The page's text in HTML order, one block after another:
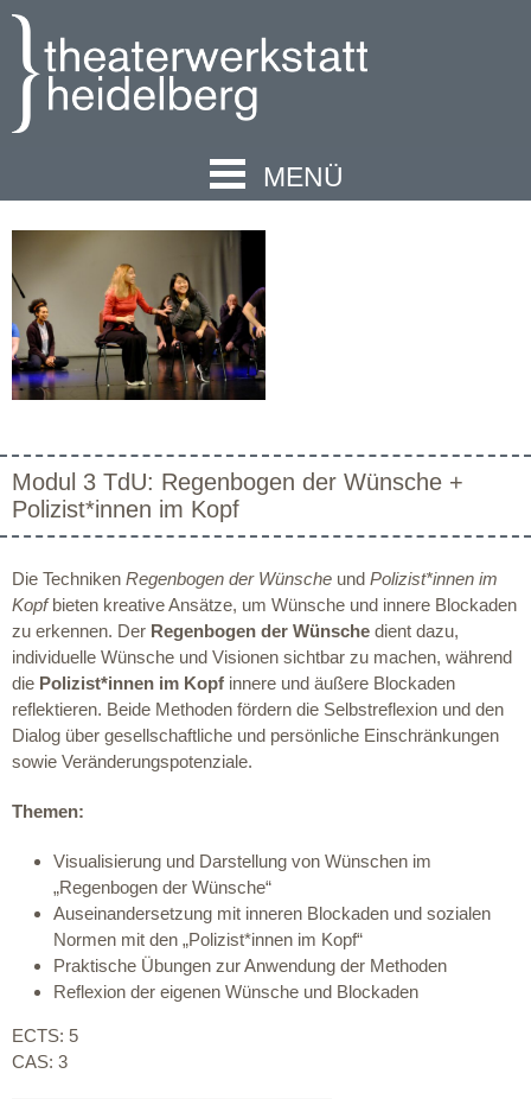
MENÜ
Modul 3 TdU: Regenbogen der Wünsche +
Polizist*innen im Kopf
Die Techniken Regenbogen der Wünsche und Polizist*innen im
Kopfbieten kreative Ansätze, um Wünsche und innere Blockaden
zu erkennen. Der Regenbogen der Wünsche dient dazu,
individuelle Wünsche und Visionen sichtbar zu machen, während
die Polizist*innen im Kopf innere und äußere Blockaden
reflektieren. Beide Methoden fördern die Selbstreflexion und den
Dialog über gesellschaftliche und persönliche Einschränkungen
sowie Veränderungspotenziale.
Themen:
Visualisierung und Darstellung von Wünschen im
„Regenbogen der Wünsche“
Auseinandersetzung mit inneren Blockaden und sozialen
Normen mit den „Polizist*innen im Kopf“
Praktische Übungen zur Anwendung der Methoden
Reflexion der eigenen Wünsche und Blockaden
ECTS: 5
CAS: 3